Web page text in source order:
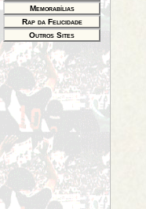
Memorabílias
Rap da Felicidade
Outros Sites